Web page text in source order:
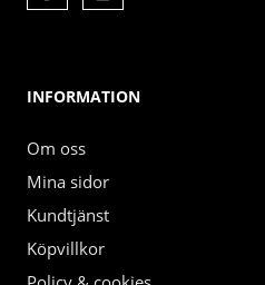
INFORMATION
Om oss
Mina sidor
Kundtjänst
Köpvillkor